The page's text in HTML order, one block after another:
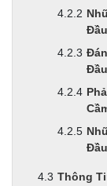
Thông